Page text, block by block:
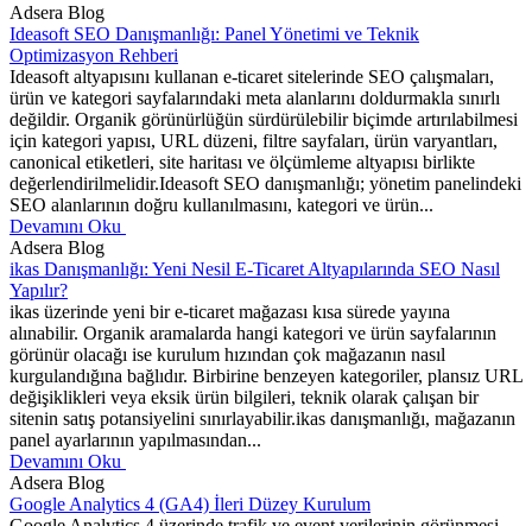
Adsera Blog
Ideasoft SEO Danışmanlığı: Panel Yönetimi ve Teknik
Optimizasyon Rehberi
Ideasoft altyapısını kullanan e-ticaret sitelerinde SEO çalışmaları,
ürün ve kategori sayfalarındaki meta alanlarını doldurmakla sınırlı
değildir. Organik görünürlüğün sürdürülebilir biçimde artırılabilmesi
için kategori yapısı, URL düzeni, filtre sayfaları, ürün varyantları,
canonical etiketleri, site haritası ve ölçümleme altyapısı birlikte
değerlendirilmelidir.Ideasoft SEO danışmanlığı; yönetim panelindeki
SEO alanlarının doğru kullanılmasını, kategori ve ürün...
Devamını Oku
Adsera Blog
ikas Danışmanlığı: Yeni Nesil E-Ticaret Altyapılarında SEO Nasıl
Yapılır?
ikas üzerinde yeni bir e-ticaret mağazası kısa sürede yayına
alınabilir. Organik aramalarda hangi kategori ve ürün sayfalarının
görünür olacağı ise kurulum hızından çok mağazanın nasıl
kurgulandığına bağlıdır. Birbirine benzeyen kategoriler, plansız URL
değişiklikleri veya eksik ürün bilgileri, teknik olarak çalışan bir
sitenin satış potansiyelini sınırlayabilir.ikas danışmanlığı, mağazanın
panel ayarlarının yapılmasından...
Devamını Oku
Adsera Blog
Google Analytics 4 (GA4) İleri Düzey Kurulum